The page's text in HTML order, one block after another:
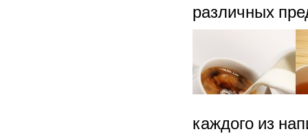
различных
каждого из